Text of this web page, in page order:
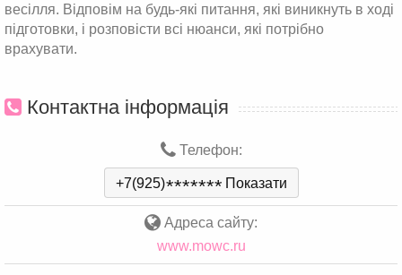
весілля. Відповім на будь-які питання, які виникнуть в ході
підготовки, і розповісти всі нюанси, які потрібно
врахувати.
Контактна інформація
Телефон:
+7(925)******* Показати
Адреса сайту:
www.mowc.ru